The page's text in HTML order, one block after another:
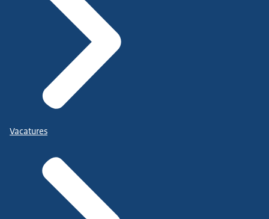
Vacatures